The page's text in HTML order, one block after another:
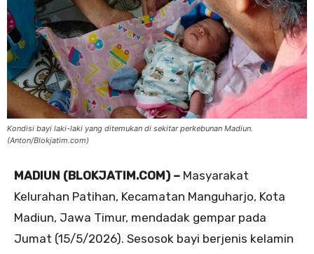
Kondisi bayi laki-laki yang ditemukan di sekitar perkebunan Madiun.
(Anton/Blokjatim.com)
MADIUN (BLOKJATIM.COM) – Masyarakat
Kelurahan Patihan, Kecamatan Manguharjo, Kota
Madiun, Jawa Timur, mendadak gempar pada
Jumat (15/5/2026). Sesosok bayi berjenis kelamin